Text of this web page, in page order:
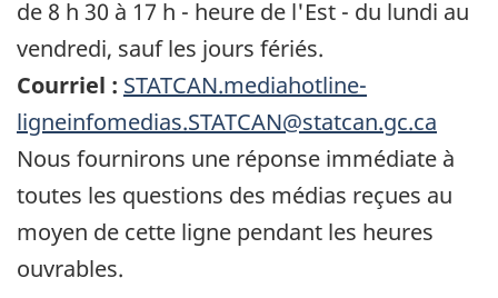
de 8 h 30 à 17 h - heure de l'Est - du lundi au
vendredi, sauf les jours fériés.
Courriel : STATCAN.mediahotline-
ligneinfomedias.STATCAN@statcan.gc.ca
Nous fournirons une réponse immédiate à
toutes les questions des médias reçues au
moyen de cette ligne pendant les heures
ouvrables.